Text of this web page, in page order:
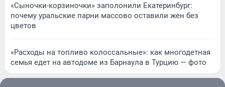
«Сыночки-корзиночки» заполонили Екатеринбург:
почему уральские парни массово оставили жен без
цветов
«Расходы на топливо колоссальные»: как многодетная
семья едет на автодоме из Барнаула в Турцию — фото